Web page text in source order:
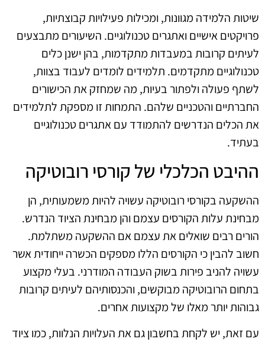
שיטות הלמידה מגוונות, ומכילות פעילויות קבוצתיות,
פרויקטים אישיים ואתגרים טכנולוגיים. השיעורים מתבצעים
לעיתים קרובות במעבדות מתקדמות, בהן ישנן כלים
טכנולוגיים מתקדמים. תלמידים לומדים לעבוד בצוות,
לשתף פעולה ולפתור בעיות, מה שמחזק את הכישורים
החברתיים והטכניים שלהם. התמחות זו מספקת לתלמידים
את הכלים הנדרשים להתמודד עם אתגרים טכנולוגיים
בעתיד.
ההיבט הכלכלי של קורסי רובוטיקה
ההשקעה בקורסי רובוטיקה עשויה להיות משמעותית, הן
מבחינת עלות הקורסים עצמם והן מבחינת הציוד הנדרש.
הורים רבים שואלים את עצמם אם ההשקעה משתלמת.
חשוב להבין כי הקורסים הללו מספקים הכשרה ייחודית אשר
עשויה להניב פירות בשוק העבודה המודרני. בעלי מקצוע
בתחום הרובוטיקה מבוקשים, והכנסותיהם לעיתים קרובות
גבוהות יותר מאלו של מקצועות אחרים.
עם זאת, יש לקחת בחשבון גם את העלויות הנלוות, כמו ציוד